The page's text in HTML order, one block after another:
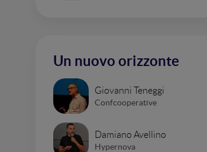
Un nuovo orizzonte
Giovanni Teneggi
Confcooperative
Damiano Avellino
Hypernova